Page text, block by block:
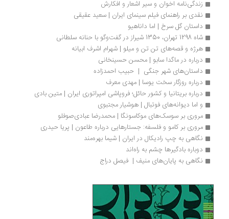
زندگی‌نامه اخوان و سیر اشعار و افکارش
نقدی بر راهنمای فیلم سینمای ایران | سعید عقیقی
داستان گل سرخ | اما داناهیو
هرژه و قصه‌های تن تن و میلو | شهرام اشرف ابیانه
درباره در ماگدا سابو | محسن حسینخانی
داستان‌های شهر جنگی  |  حبیب احمدزاده
درباره روزگار سخت یوسا | مهدی معرف
درباره بریتانیا و کشور حائل؛ فروپاشی امپراتوری ایران | متین بادی
و اما دیوانه‌های فوتبال | هوشیار مجتبوی
مروری بر سوسک‌های موکاسونگا | محمدرضا عبادی‌صوفلو
مروری بر کامو و فلسفه: جستارهایی درباره طاعون | پریا حیدری
نگاهی به چپ رادیکال در ایران | شیما بهره‌مند
دوباره بادگیرها چشم به راه‌اند
نگاهی به پایان‌های منیف |  فیصل دراج